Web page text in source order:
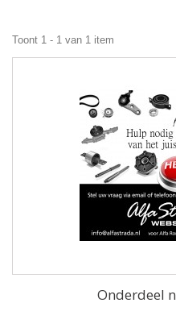
Toont 1 - 1 van 1 item
Onderdeel